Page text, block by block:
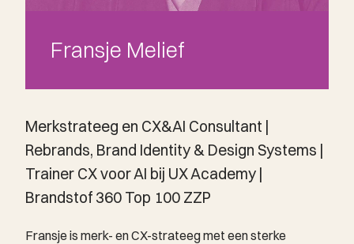
Fransje Melief
Merkstrateeg en CX&AI Consultant |
Rebrands, Brand Identity & Design Systems |
Trainer CX voor AI bij UX Academy |
Brandstof 360 Top 100 ZZP
Fransje is merk- en CX-strateeg met een sterke